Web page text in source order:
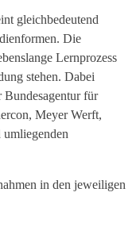
gleichbedeutend
Die
Lernprozess
stehen. Dabei
für
Meyer Werft,
in den jeweiligen